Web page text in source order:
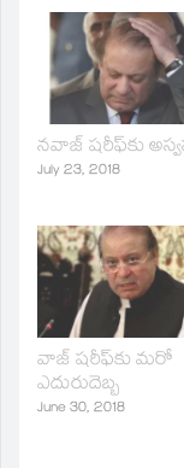
window)window)
in
నవాజ్‌ షరీఫ్‌కు
July 23, 2018
వాజ్‌ షరీఫ్‌కు మరో
ఎదురుదెబ్బ
June 30, 2018